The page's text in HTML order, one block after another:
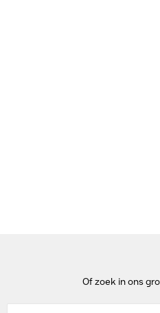
Of zoek in ons